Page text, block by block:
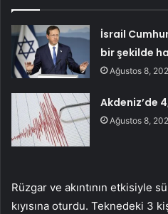
İsrail
bir şekilde
Ağustos 8,
Akdeniz’de
Ağustos 8,
Rüzgar ve akıntının etkisiyle
kıyısına oturdu. Teknedeki 3